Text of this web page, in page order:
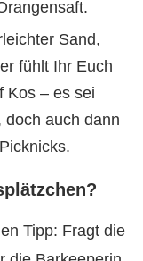
Sand,
fühlt Ihr Euch
Kos – es sei
doch auch dann
Tipp: Fragt die